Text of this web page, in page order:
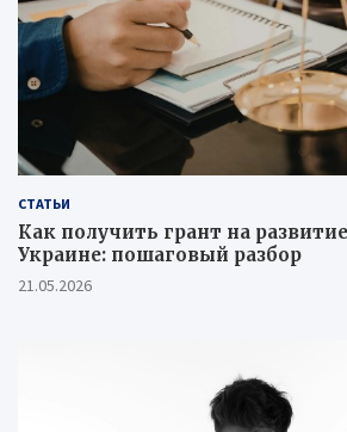
СТАТЬИ
Как получить грант на
Украине: пошаговый разбор
21.05.2026